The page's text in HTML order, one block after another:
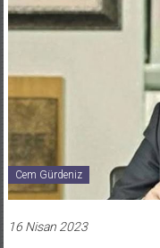
Cem Gürdeniz
16 Nisan 2023